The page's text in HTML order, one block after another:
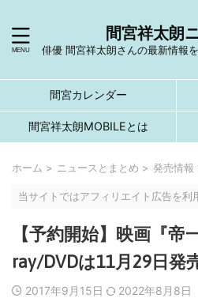
間宮祥太朗
俳優 間宮祥太朗さんの最新情報
間宮カレンダー
間宮祥太朗MOBILEとは
ホーム > ニュースとまとめ > 発売情報
当サイトではアフィリエイト広告を利
【予約開始】映画『帝
ray/DVDは11月29日発
2017年9月15日 2022年8月8日